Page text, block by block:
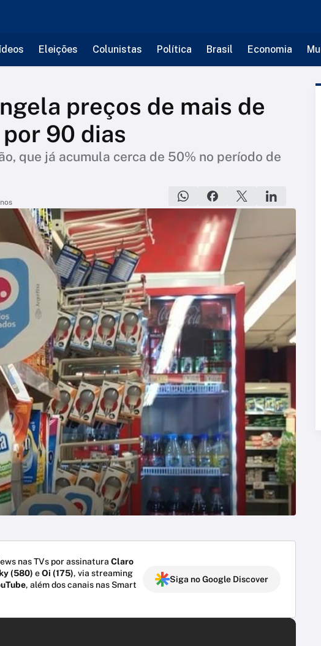
Eleições Colunistas Política Brasil Economia
preços de mais de
90 dias
que já acumula cerca de 50% no período de
nas TVs por assinatura Claro
(580) eOi (175), via streaming
, além dos canais nas Smart
Siga no Google Discover